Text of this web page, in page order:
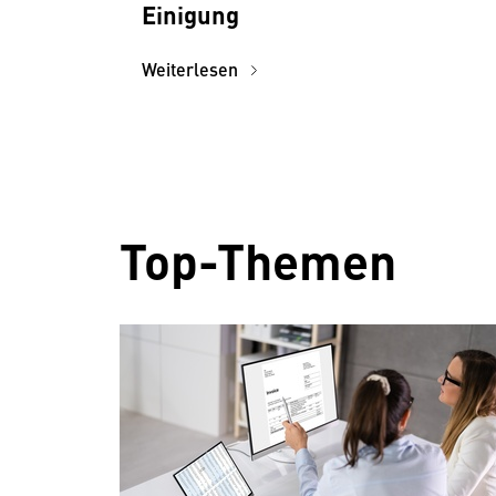
Einigung
Weiterlesen
Top-Themen